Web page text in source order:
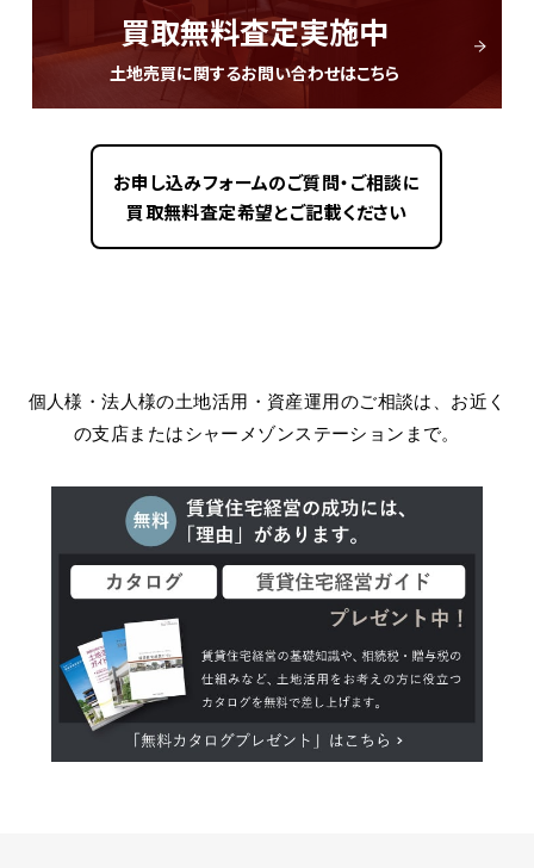
買取無料査定実施中
土地売買に関するお問い合わせはこちら
お申し込みフォームのご質問・ご相談に
買取無料査定希望とご記載ください
個人様・法人様の土地活用・資産運用のご相談は、 お近く
の支店またはシャーメゾンステーションまで。